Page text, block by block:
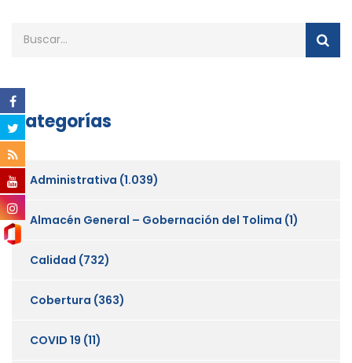
Categorías
Administrativa (1.039)
Almacén General – Gobernación del Tolima (1)
Calidad (732)
Cobertura (363)
COVID 19 (11)